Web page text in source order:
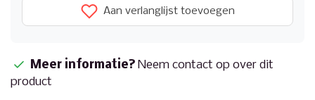
Aan verlanglijst toevoegen
Meer informatie? Neem contact op over dit
product